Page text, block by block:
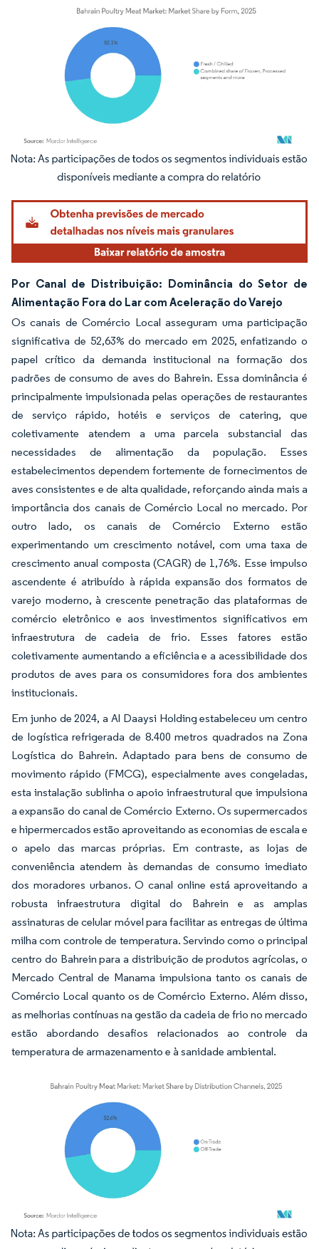
Imagem © Mordor Intelligence. O reuso requer atribuição conforme CC BY 4.0.
Por Canal de Distribuição: Dominância do Setor de
Alimentação Fora do Lar com Aceleração do Varejo
Os canais de Comércio Local asseguram uma participação
significativa de 52,63% do mercado em 2025, enfatizando o
papel crítico da demanda institucional na formação dos
padrões de consumo de aves do Bahrein. Essa dominância é
principalmente impulsionada pelas operações de restaurantes
de serviço rápido, hotéis e serviços de catering, que
coletivamente atendem a uma parcela substancial das
necessidades de alimentação da população. Esses
estabelecimentos dependem fortemente de fornecimentos de
aves consistentes e de alta qualidade, reforçando ainda mais a
importância dos canais de Comércio Local no mercado. Por
outro lado, os canais de Comércio Externo estão
experimentando um crescimento notável, com uma taxa de
crescimento anual composta (CAGR) de 1,76%. Esse impulso
ascendente é atribuído à rápida expansão dos formatos de
varejo moderno, à crescente penetração das plataformas de
comércio eletrônico e aos investimentos significativos em
infraestrutura de cadeia de frio. Esses fatores estão
coletivamente aumentando a eficiência e a acessibilidade dos
produtos de aves para os consumidores fora dos ambientes
institucionais.
Em junho de 2024, a Al Daaysi Holding estabeleceu um centro
de logística refrigerada de 8.400 metros quadrados na Zona
Logística do Bahrein. Adaptado para bens de consumo de
movimento rápido (FMCG), especialmente aves congeladas,
esta instalação sublinha o apoio infraestrutural que impulsiona
a expansão do canal de Comércio Externo. Os supermercados
e hipermercados estão aproveitando as economias de escala e
o apelo das marcas próprias. Em contraste, as lojas de
conveniência atendem às demandas de consumo imediato
dos moradores urbanos. O canal online está aproveitando a
robusta infraestrutura digital do Bahrein e as amplas
assinaturas de celular móvel para facilitar as entregas de última
milha com controle de temperatura. Servindo como o principal
centro do Bahrein para a distribuição de produtos agrícolas, o
Mercado Central de Manama impulsiona tanto os canais de
Comércio Local quanto os de Comércio Externo. Além disso,
as melhorias contínuas na gestão da cadeia de frio no mercado
estão abordando desafios relacionados ao controle da
temperatura de armazenamento e à sanidade ambiental.
Imagem © Mordor Intelligence. O reuso requer atribuição conforme CC BY 4.0.